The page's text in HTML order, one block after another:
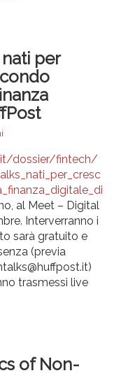
per
dossier/fintech/
al Meet – Digital
Interverranno i
sarà gratuito e
(previa
trasmessi live
of Non-